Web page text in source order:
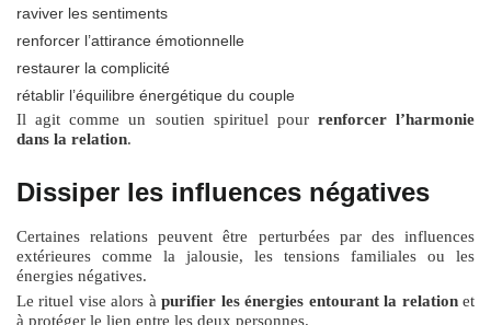
raviver les sentiments
renforcer l’attirance émotionnelle
restaurer la complicité
rétablir l’équilibre énergétique du couple
Il agit comme un soutien spirituel pour renforcer l’harmonie
dans la relation.
Dissiper les influences négatives
Certaines relations peuvent être perturbées par des influences
extérieures comme la jalousie, les tensions familiales ou les
énergies négatives.
Le rituel vise alors àpurifier les énergies entourant la relationet
à protéger le lien entre les deux personnes.